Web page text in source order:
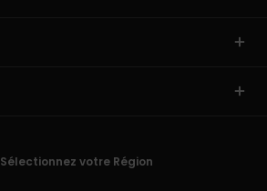
Sélectionnez votre Région